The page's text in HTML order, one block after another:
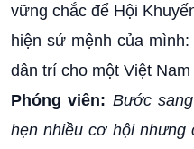
vững chắc để Hội
hiện sứ mệnh của
dân trí cho một Việt
Phóng viên: Bước
hẹn nhiều cơ hội nhưng